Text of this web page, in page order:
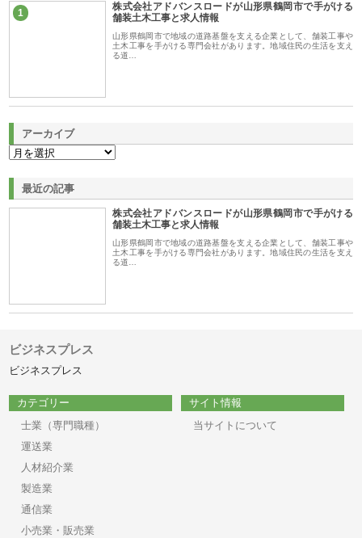
1
株式会社アドバンスロードが山形県鶴岡市で手がける
舗装土木工事と求人情報
山形県鶴岡市で地域の道路基盤を支える企業として、舗装工事や
土木工事を手がける専門会社があります。地域住民の生活を支え
る道…
アーカイブ
最近の記事
株式会社アドバンスロードが山形県鶴岡市で手がける
舗装土木工事と求人情報
山形県鶴岡市で地域の道路基盤を支える企業として、舗装工事や
土木工事を手がける専門会社があります。地域住民の生活を支え
る道…
ビジネスプレス
ビジネスプレス
カテゴリー
士業（専門職種）
運送業
人材紹介業
製造業
通信業
小売業・販売業
サイト情報
当サイトについて